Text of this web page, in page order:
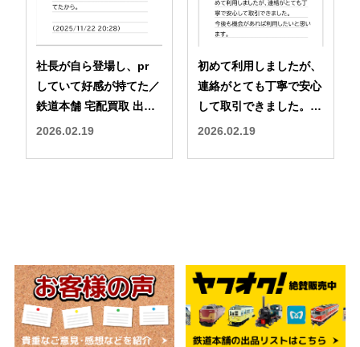
社長が自ら登場し、pr
していて好感が持てた／
鉄道本舗 宅配買取 出張
買取 口コミ 評判
2026.02.19
初めて利用しましたが、
連絡がとても丁寧で安心
して取引できました。／
鉄道本舗 宅配買取 出張
2026.02.19